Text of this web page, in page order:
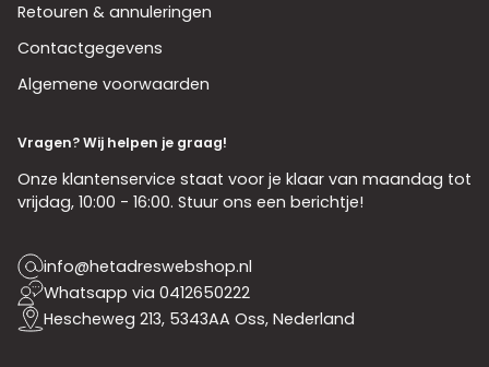
Retouren & annuleringen
Contactgegevens
Algemene voorwaarden
Vragen? Wij helpen je graag!
Onze klantenservice staat voor je klaar van maandag tot
vrijdag, 10:00 - 16:00. Stuur ons een berichtje!
info@hetadreswebshop.nl
Whatsapp via 0412650222
Hescheweg 213, 5343AA Oss, Nederland